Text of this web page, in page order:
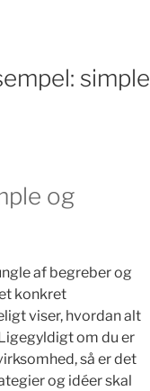
simple
og
af begreber og
konkret
viser, hvordan alt
om du er
så er det
og idéer skal